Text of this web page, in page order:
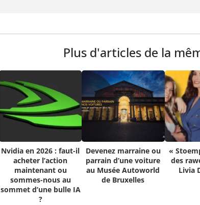
Plus d'articles de la
Nvidia en 2026 : faut-il
acheter l’action
maintenant ou
sommes-nous au
sommet d’une bulle IA
?
Devenez marraine ou
parrain d’une voiture
au Musée Autoworld
de Bruxelles
«
des
Livia